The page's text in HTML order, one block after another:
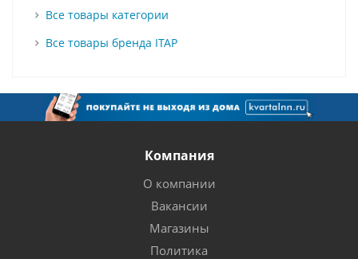
Все товары категории
Все товары бренда ITAP
Компания
О компании
Вакансии
Магазины
Политика